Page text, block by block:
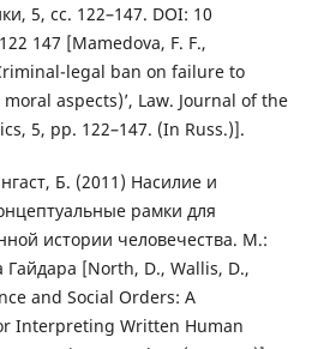
5, cc. 122–147. DOI: 10
147 [Mamedova, F. F.,
legal ban on failure to
aspects)’, Law. Journal of the
5, pp. 122–147. (In Russ.)].
Б. (2011) Насилие и
рамки для
истории человечества. М.:
Гайдара [North, D., Wallis, D.,
and Social Orders: A
Interpreting Written Human